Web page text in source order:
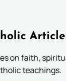
on faith,
teachings.